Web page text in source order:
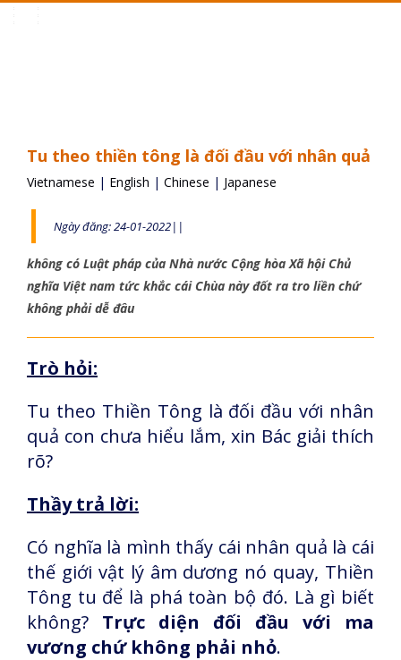
Tu theo thiền tông là đối đầu với nhân quả
Vietnamese | English | Chinese | Japanese
Ngày đăng: 24-01-2022||
không có Luật pháp của Nhà nước Cộng hòa Xã hội Chủ
nghĩa Việt nam tức khắc cái Chùa này đốt ra tro liền chứ
không phải dễ đâu
Trò hỏi:
Tu theo Thiền Tông là đối đầu với nhân
quả con chưa hiểu lắm, xin Bác giải thích
rõ?
Thầy trả lời:
Có nghĩa là mình thấy cái nhân quả là cái
thế giới vật lý âm dương nó quay, Thiền
Tông tu để là phá toàn bộ đó. Là gì biết
không? Trực diện đối đầu với ma
vương chứ không phải nhỏ.